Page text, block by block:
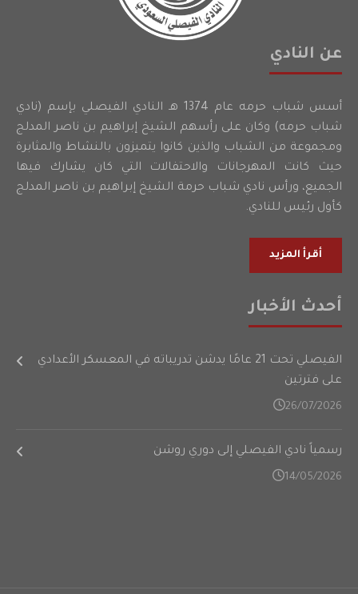
عن النادي
أسس شباب حرمه عام 1374 هـ النادي الفيصلي بإسم (نادي
شباب حرمه) وكان على رأسهم الشيخ إبراهيم بن ناصر المدلج
ومجموعة من الشباب والذين كانوا يتميزون بالنشاط والمثابرة
حيث كانت المهرجانات والاحتفالات التي كان يشارك فيها
الجميع، ورأس نادي شباب حرمة الشيخ إبراهيم بن ناصر المدلج
كأول رئيس للنادي.
أقرأ المزيد
أحدث الأخبار
الفيصلي تحت 21 عامًا يدشن تدريباته في المعسكر الأعدادي
على فترتين
26/07/2026
رسمياً نادي الفيصلي إلى دوري روشن
14/05/2026